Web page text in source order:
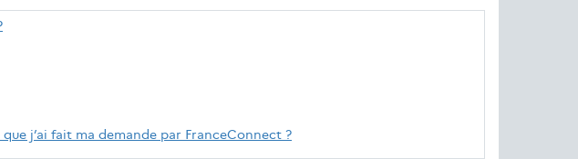
j’ai fait ma demande par FranceConnect ?